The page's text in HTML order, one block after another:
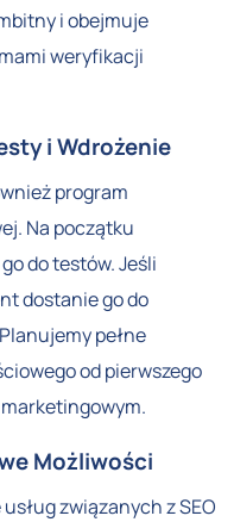
i obejmuje
weryfikacji
i Wdrożenie
program
Na początku
do testów. Jeśli
dostanie go do
pełne
od pierwszego
Możliwości
związanych z SEO